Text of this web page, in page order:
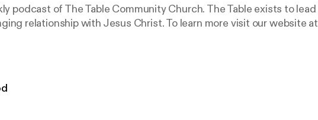
podcast of The Table Community Church. The Table exists to lead
relationship with Jesus Christ. To learn more visit our website at